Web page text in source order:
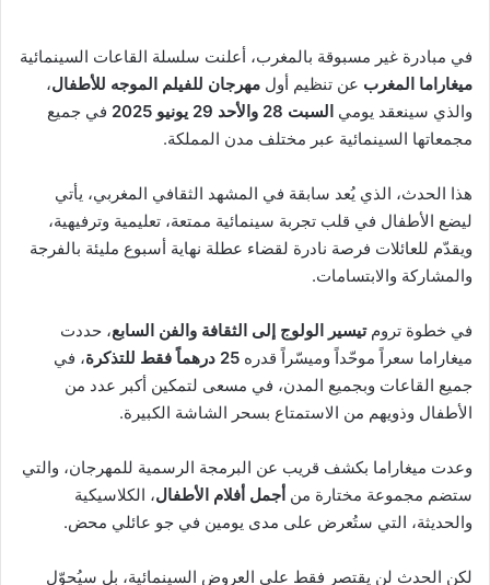
في مبادرة غير مسبوقة بالمغرب، أعلنت سلسلة القاعات السينمائية
ميغاراما المغرب عن تنظيم أول مهرجان للفيلم الموجه للأطفال،
والذي سينعقد يومي السبت 28 والأحد 29 يونيو 2025
في جميع
مجمعاتها السينمائية عبر مختلف مدن المملكة.
هذا الحدث، الذي يُعد سابقة في المشهد الثقافي المغربي، يأتي
ليضع الأطفال في قلب تجربة سينمائية ممتعة، تعليمية وترفيهية،
ويقدّم للعائلات فرصة نادرة لقضاء عطلة نهاية أسبوع مليئة بالفرجة
والمشاركة والابتسامات.
في خطوة ترومتيسير الولوج إلى الثقافة والفن السابع، حددت
ميغاراما سعراً موحّداً وميسّراً قدره 25 درهماً فقط للتذكرة
، في
جميع القاعات وبجميع المدن، في مسعى لتمكين أكبر عدد من
الأطفال وذويهم من الاستمتاع بسحر الشاشة الكبيرة.
وعدت ميغاراما بكشف قريب عن البرمجة الرسمية للمهرجان، والتي
ستضم مجموعة مختارة من أجمل أفلام الأطفال، الكلاسيكية
والحديثة، التي ستُعرض على مدى يومين في جو عائلي محض.
لكن الحدث لن يقتصر فقط على العروض السينمائية، بل سيُحوّل